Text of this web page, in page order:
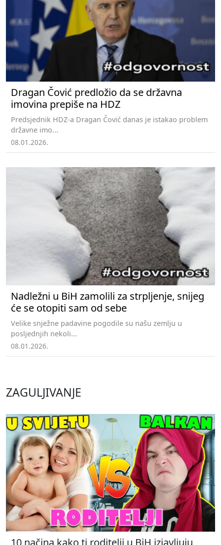
Dragan Čović predložio da se državna
imovina prepiše na HDZ
Predsjednik HDZ-a Dragan Čović danas je istakao problem
državne imo...
08.01.2026.
Nadležni u BiH zamolili za strpljenje, snijeg
će se otopiti sam od sebe
Velike snježne padavine pogodile su našu zemlju u
posljednjih nekoli...
08.01.2026.
ZAGULJIVANJE